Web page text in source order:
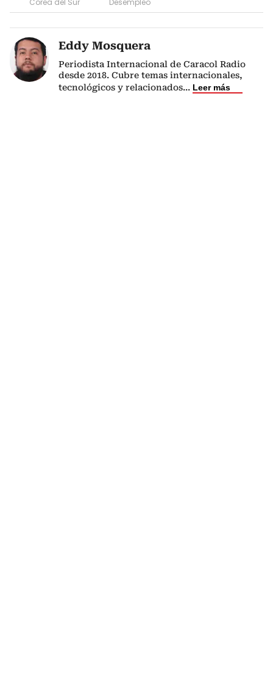
Corea del Sur Desempleo
Eddy Mosquera
Periodista Internacional de Caracol Radio
desde 2018. Cubre temas internacionales,
tecnológicos y relacionados... Leer más